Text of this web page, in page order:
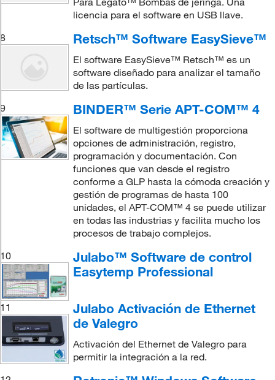
licencia para el software en USB llave.
8
Retsch™ Software EasySieve™
El software EasySieve™ Retsch™ es un
software diseñado para analizar el tamaño
de las partículas.
9
BINDER™ Serie APT-COM™ 4
El software de multigestión proporciona
opciones de administración, registro,
programación y documentación. Con
funciones que van desde el registro
conforme a GLP hasta la cómoda creación y
gestión de programas de hasta 100
unidades, el APT-COM™ 4 se puede utilizar
en todas las industrias y facilita mucho los
procesos de trabajo complejos.
10
Julabo™ Software de control
Easytemp Professional
11
Julabo Activación de Ethernet
de Valegro
Activación del Ethernet de Valegro para
permitir la integración a la red.